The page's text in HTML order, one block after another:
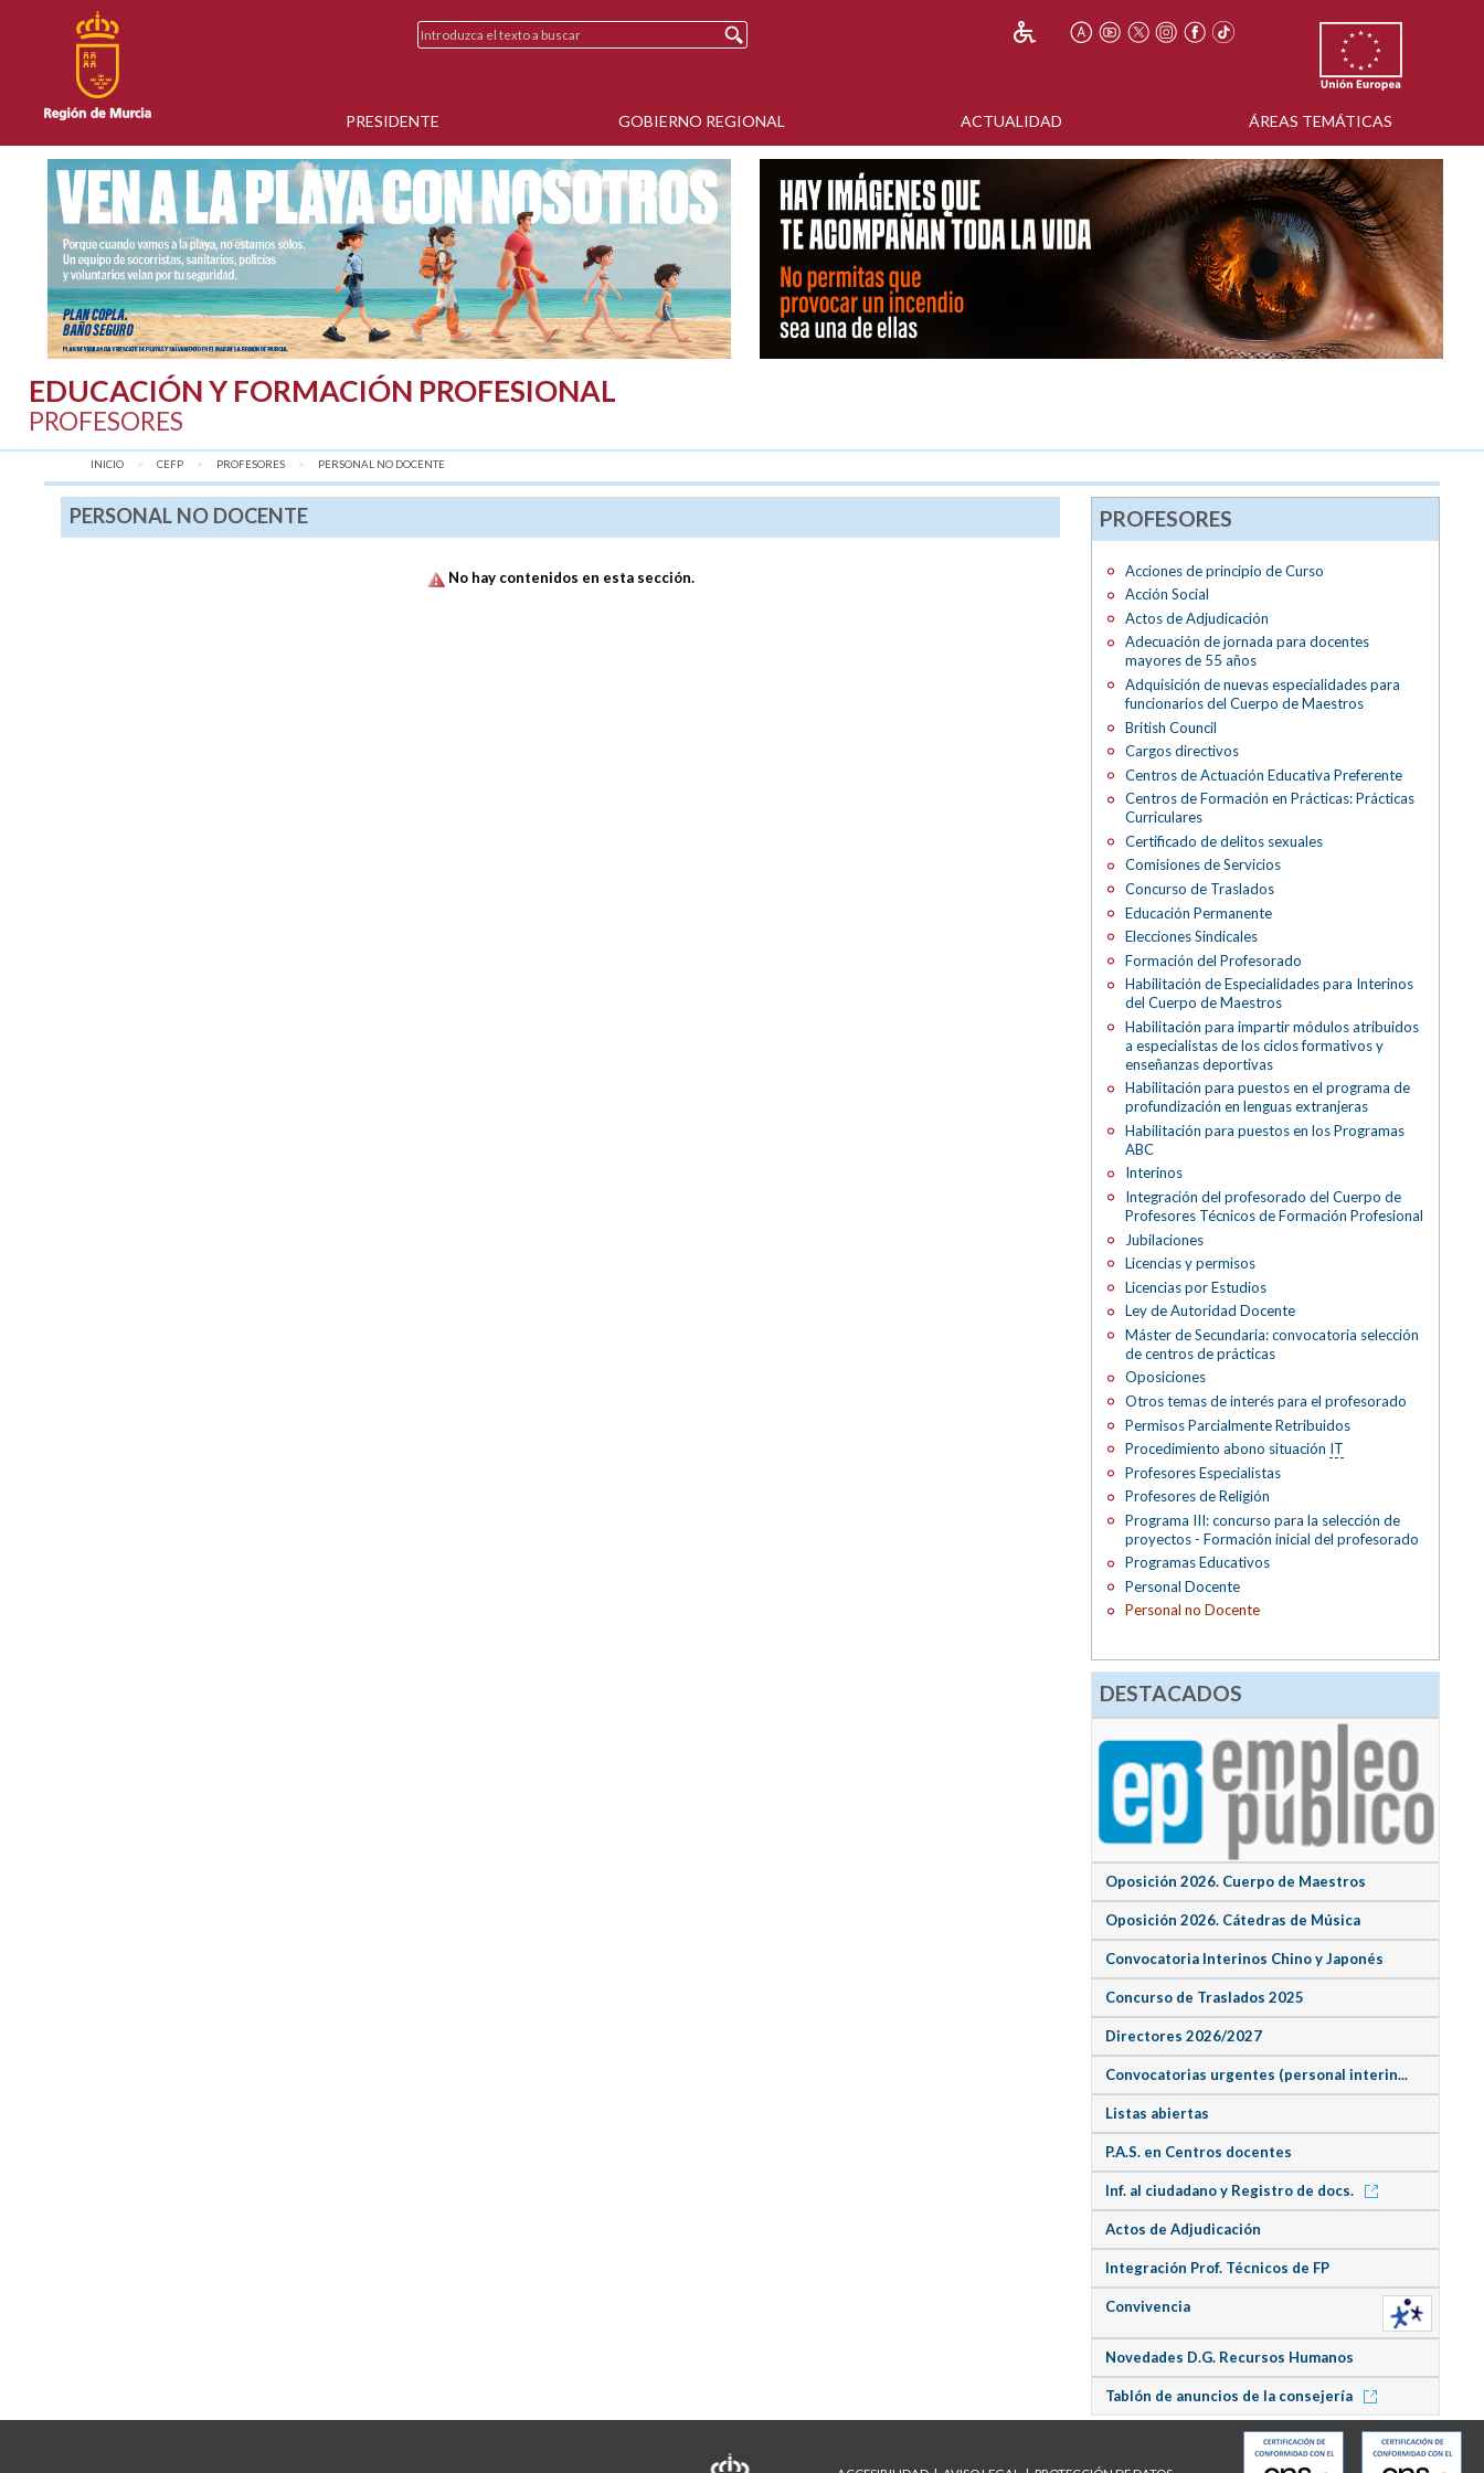
PRESIDENTE GOBIERNO REGIONAL ACTUALIDAD ÁREAS TEMÁTICAS
EDUCACIÓN Y FORMACIÓN PROFESIONAL
PROFESORES
INICIO CEFP PROFESORES AQUÍ:
PERSONAL NO DOCENTE
PERSONAL NO DOCENTE
No hay contenidos en esta sección.
PROFESORES
Acciones de principio de Curso
Acción Social
Actos de Adjudicación
Adecuación de jornada para docentes
mayores de 55 años
Adquisición de nuevas especialidades para
funcionarios del Cuerpo de Maestros
British Council
Cargos directivos
Centros de Actuación Educativa Preferente
Centros de Formación en Prácticas: Prácticas
Curriculares
Certificado de delitos sexuales
Comisiones de Servicios
Concurso de Traslados
Educación Permanente
Elecciones Sindicales
Formación del Profesorado
Habilitación de Especialidades para Interinos
del Cuerpo de Maestros
Habilitación para impartir módulos atribuidos
a especialistas de los ciclos formativos y
enseñanzas deportivas
Habilitación para puestos en el programa de
profundización en lenguas extranjeras
Habilitación para puestos en los Programas
ABC
Interinos
Integración del profesorado del Cuerpo de
Profesores Técnicos de Formación Profesional
Jubilaciones
Licencias y permisos
Licencias por Estudios
Ley de Autoridad Docente
Máster de Secundaria: convocatoria selección
de centros de prácticas
Oposiciones
Otros temas de interés para el profesorado
Permisos Parcialmente Retribuidos
Procedimiento abono situación IT
Profesores Especialistas
Profesores de Religión
Programa III: concurso para la selección de
proyectos - Formación inicial del profesorado
Programas Educativos
Personal Docente
Personal no Docente
DESTACADOS
Oposición 2026. Cuerpo de Maestros
Oposición 2026. Cátedras de Música
Convocatoria Interinos Chino y Japonés
Concurso de Traslados 2025
Directores 2026/2027
Convocatorias urgentes (personal interin...
Listas abiertas
P.A.S. en Centros docentes
Inf. al ciudadano y Registro de docs.
Actos de Adjudicación
Integración Prof. Técnicos de FP
Convivencia
Novedades D.G. Recursos Humanos
Tablón de anuncios de la consejería